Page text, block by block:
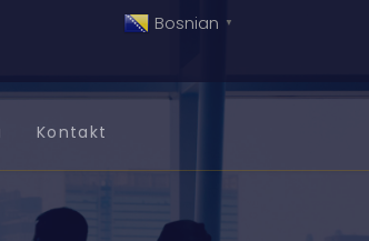
Bosnian ▼
Kontakt